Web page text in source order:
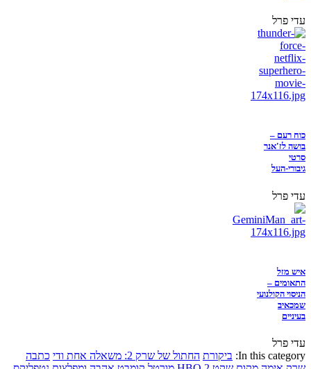
עדי פרל
כוח רעם –
בושה לז'אנר
סרטי
גיבורי-העל
עדי פרל
איש מזל
התאומים –
הניסוי הקולנועי
שמכאיב
בעיניים
עדי פרל
In this category: ביקורת החתול של שרק 2: משאלה אחת ודי
כתבה